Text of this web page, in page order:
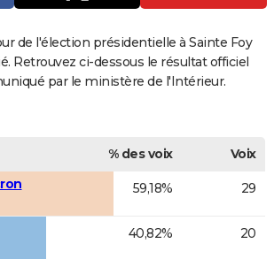
de l'élection présidentielle à Sainte Foy
Retrouvez ci-dessous le résultat officiel
par le ministère de l'Intérieur.
% des voix
Voix
59,18% 29
40,82% 20